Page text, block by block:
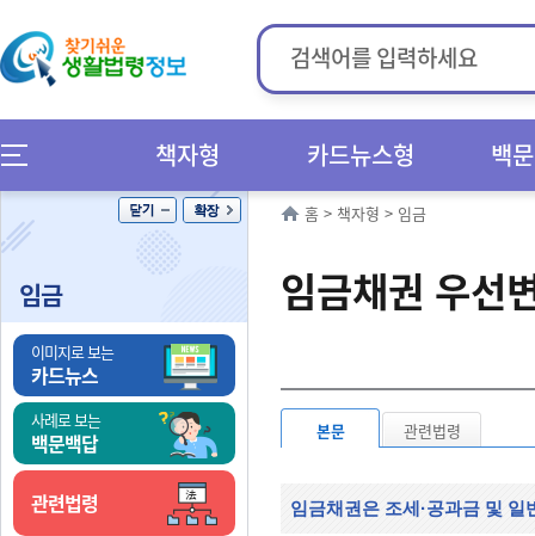
책자형 카드뉴스형 백
임금
이미지로 보는
카드뉴스
사례로 보는
백문백답
관련법령
홈 > 책자형 > 임금
임금채권 우선
본문 관련법령
임금채권은 조세·공과금 및